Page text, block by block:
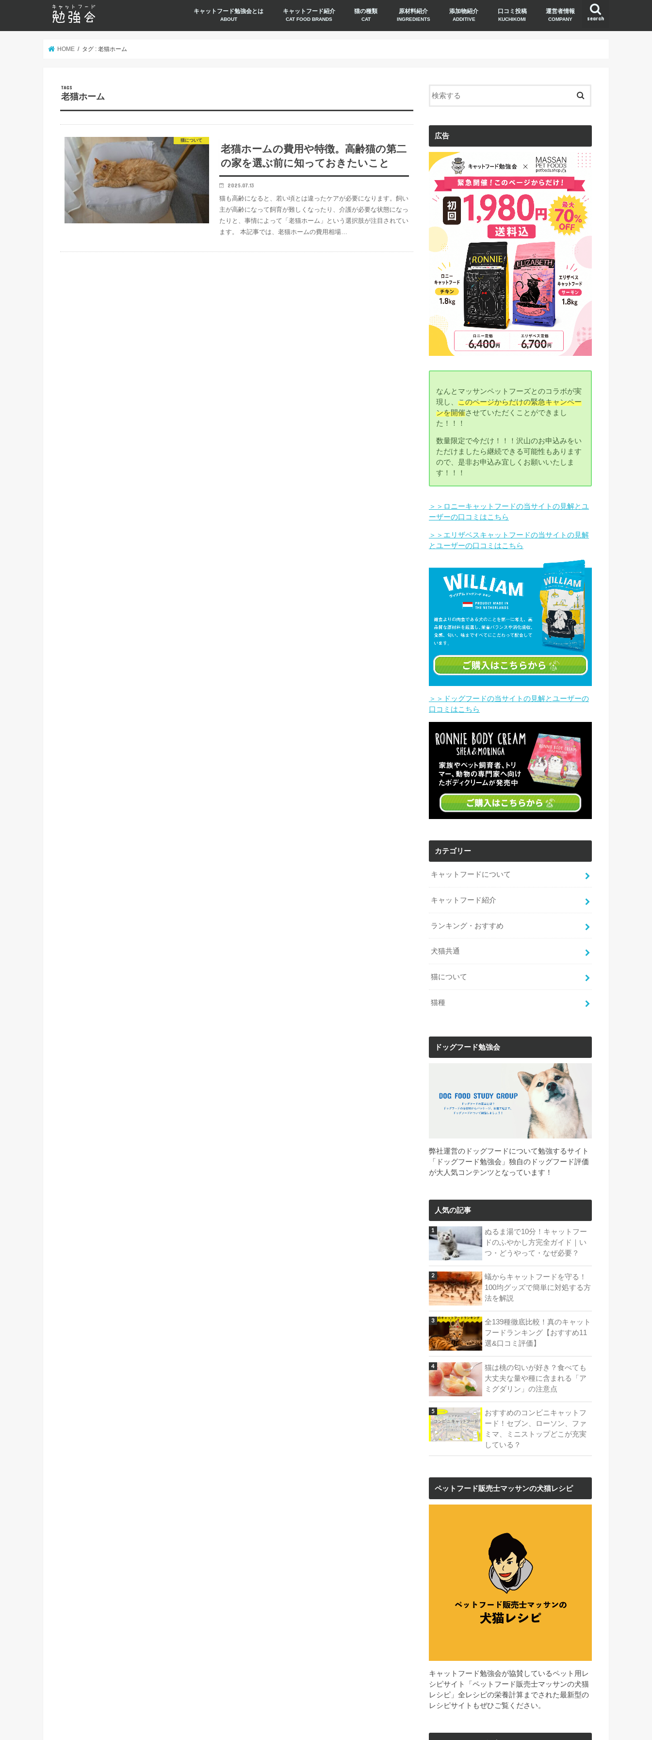
search
キャットフード勉強会とは
ABOUT
キャットフード紹介
CAT FOOD BRANDS
猫の種類
CAT
原材料紹介
INGREDIENTS
添加物紹介
ADDITIVE
口コミ投稿
KUCHIKOMI
運営者情報
COMPANY
HOME タグ : 老猫ホーム
老猫ホーム
猫について
老猫ホームの費用や特徴。高齢猫の第二
の家を選ぶ前に知っておきたいこと
2025.07.13
猫も高齢になると、若い頃とは違ったケアが必要になります。飼い
主が高齢になって飼育が難しくなったり、介護が必要な状態になっ
たりと、事情によって「老猫ホーム」という選択肢が注目されてい
ます。 本記事では、老猫ホームの費用相場…
広告
なんとマッサンペットフーズとのコラボが実
現し、このページからだけの緊急キャンペー
ンを開催させていただくことができまし
た！！！
数量限定で今だけ！！！沢山のお申込みをい
ただけましたら継続できる可能性もあります
ので、是非お申込み宜しくお願いいたしま
す！！！
＞＞ロニーキャットフードの当サイトの見解とユ
ーザーの口コミはこちら
＞＞エリザベスキャットフードの当サイトの見解
とユーザーの口コミはこちら
＞＞ドッグフードの当サイトの見解とユーザーの
口コミはこちら
カテゴリー
キャットフードについて
キャットフード紹介
ランキング・おすすめ
犬猫共通
猫について
猫種
ドッグフード勉強会
弊社運営のドッグフードについて勉強するサイト
「ドッグフード勉強会」独自のドッグフード評価
が大人気コンテンツとなっています！
人気の記事
ぬるま湯で10分！キャットフー
ドのふやかし方完全ガイド｜い
つ・どうやって・なぜ必要？
蟻からキャットフードを守る！
100均グッズで簡単に対処する方
法を解説
全139種徹底比較！真のキャット
フードランキング【おすすめ11
選&口コミ評価】
猫は桃の匂いが好き？食べても
大丈夫な量や種に含まれる「ア
ミグダリン」の注意点
おすすめのコンビニキャットフ
ード！セブン、ローソン、ファ
ミマ、ミニストップどこが充実
している？
ペットフード販売士マッサンの犬猫レシピ
キャットフード勉強会が協賛しているペット用レ
シピサイト「ペットフード販売士マッサンの犬猫
レシピ」全レシピの栄養計算までされた最新型の
レシピサイトもぜひご覧ください。